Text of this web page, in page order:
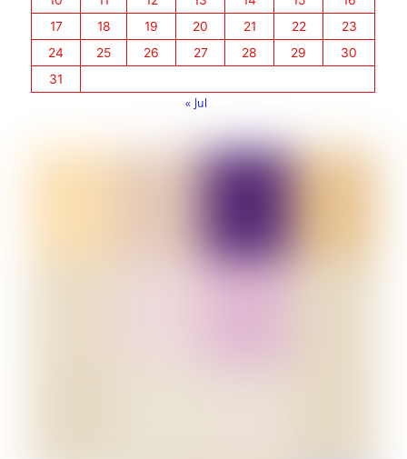
17
18 19 20 21 22
23
24
25 26 27 28 29
30
31
« Jul